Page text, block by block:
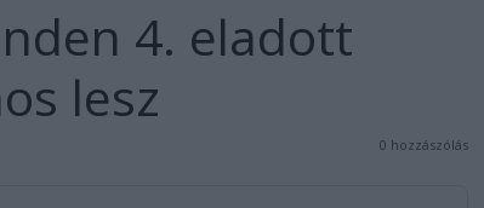
4. eladott
lesz
0 hozzászólás